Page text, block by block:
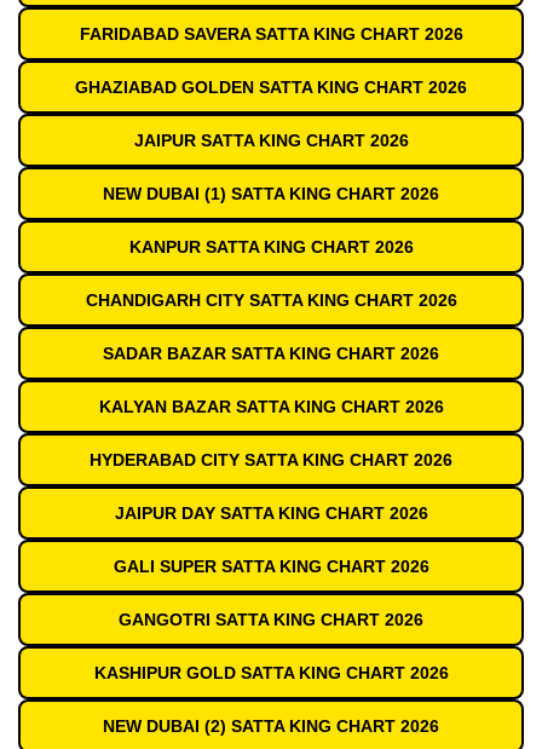
FARIDABAD SAVERA SATTA KING CHART 2026
GHAZIABAD GOLDEN SATTA KING CHART 2026
JAIPUR SATTA KING CHART 2026
NEW DUBAI (1) SATTA KING CHART 2026
KANPUR SATTA KING CHART 2026
CHANDIGARH CITY SATTA KING CHART 2026
SADAR BAZAR SATTA KING CHART 2026
KALYAN BAZAR SATTA KING CHART 2026
HYDERABAD CITY SATTA KING CHART 2026
JAIPUR DAY SATTA KING CHART 2026
GALI SUPER SATTA KING CHART 2026
GANGOTRI SATTA KING CHART 2026
KASHIPUR GOLD SATTA KING CHART 2026
NEW DUBAI (2) SATTA KING CHART 2026